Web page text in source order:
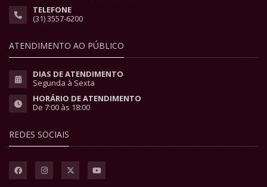
TELEFONE
(31) 3557-6200
ATENDIMENTO AO PÚBLICO
DIAS DE ATENDIMENTO
Segunda à Sexta
HORÁRIO DE ATENDIMENTO
De 7:00 às 18:00
REDES SOCIAIS